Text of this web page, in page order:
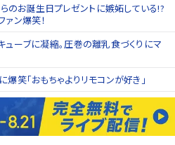
のお誕生日プレゼントに嫉妬している!?
ン爆笑！
ューブに凝縮。圧巻の離乳食づくりにマ
爆笑「おもちゃよりリモコンが好き」